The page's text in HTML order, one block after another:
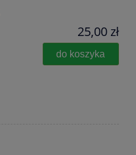
25,00 zł
do koszyka